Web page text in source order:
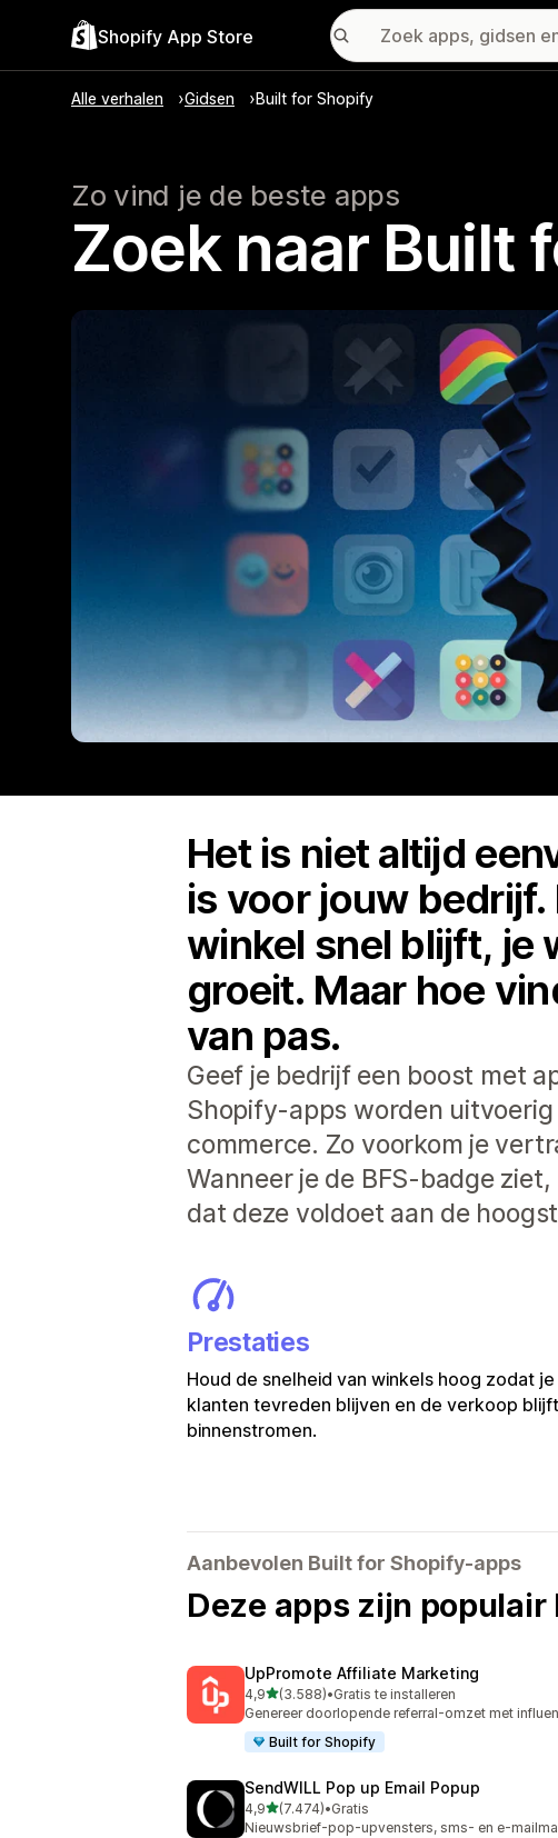
Shopify App Store
Alle verhalen Gidsen Built for Shopify
Zo vind je de beste apps
Zoek naar Built
Het is niet altijd
is voor jouw
winkel snel blijft, je
groeit. Maar hoe
van pas.
Geef je bedrijf een boost met
Shopify-apps worden
commerce. Zo voorkom je
Wanneer je de BFS-badge
dat deze voldoet aan de
Prestaties
Houd de snelheid van winkels hoog zodat je
klanten tevreden blijven en de verkoop blijft
binnenstromen.
Aanbevolen Built for Shopify-apps
Deze apps zijn
UpPromote Affiliate Marketing
4,9van 5 sterren
(3.588)
3588 recensies in totaal
•Gratis te installeren
Genereer doorlopende referral-omzet met
Built for Shopify
SendWILL Pop up Email Popup
4,9van 5 sterren
(7.474)
7474 recensies in totaal
•Gratis
Nieuwsbrief-pop-upvensters, sms- en e-